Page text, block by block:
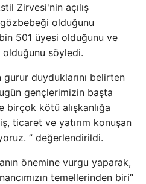
Zirvesi'nin açılış
olduğunu
501 üyesi olduğunu ve
olduğunu söyledi.
gurur duyduklarını belirten
gençlerimizin başta
birçok kötü alışkanlığa
ticaret ve yatırım konuşan
” değerlendirildi.
önemine vurgu yaparak,
temellerinden biri”